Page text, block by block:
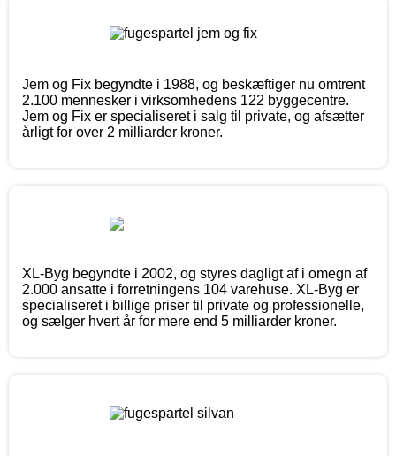
Jem og Fix begyndte i 1988, og beskæftiger nu omtrent
2.100 mennesker i virksomhedens 122 byggecentre.
Jem og Fix er specialiseret i salg til private, og afsætter
årligt for over 2 milliarder kroner.
XL-Byg begyndte i 2002, og styres dagligt af i omegn af
2.000 ansatte i forretningens 104 varehuse. XL-Byg er
specialiseret i billige priser til private og professionelle,
og sælger hvert år for mere end 5 milliarder kroner.